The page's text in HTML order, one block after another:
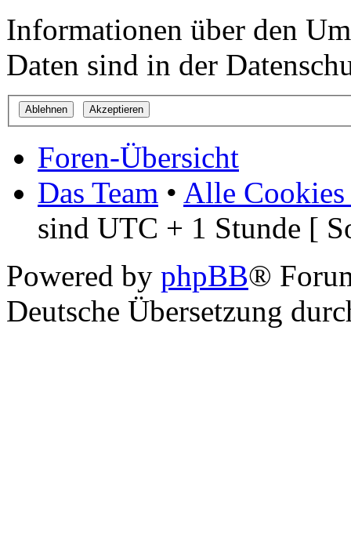
Informationen über den
Daten sind in der
Foren-Übersicht
Das Team • Alle Cookies
sind UTC + 1 Stunde [
Powered by phpBB®
Deutsche Übersetzung